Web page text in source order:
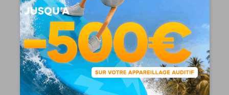
Quel est le meilleur appareil auditif en 2026
?